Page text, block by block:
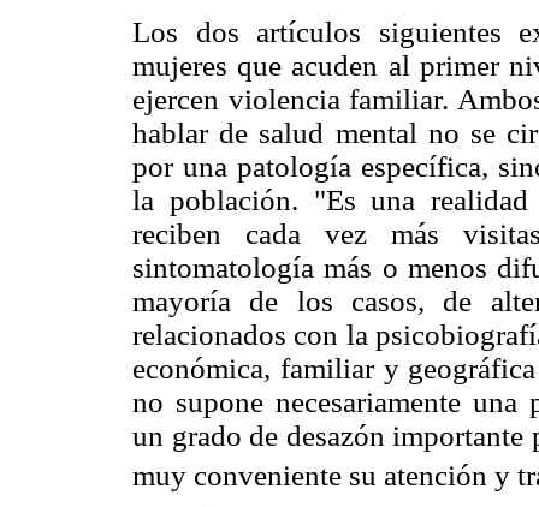
Los dos artículos siguientes
mujeres que acuden al primer
ejercen violencia familiar.
hablar de salud mental no se
por una patología específica,
la población. "Es una
reciben cada vez más
sintomatología más o menos
mayoría de los casos, de
relacionados con la
económica, familiar y
no supone necesariamente
un grado de desazón importante
muy conveniente su atención y